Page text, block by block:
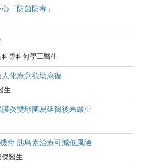
「防菌防毒」
專科何學工醫生
化療意欲助康復
生
炎雙球菌易延醫後果嚴重
會 胰島素治療可減低風險
傑醫生